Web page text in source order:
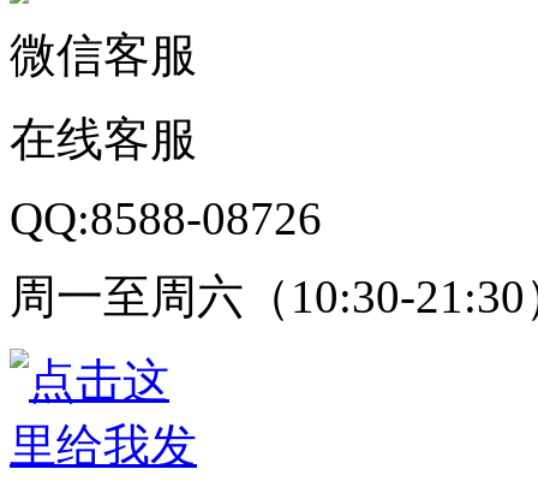
微信客服
在线客服
QQ:8588-08726
周一至周六（10:30-21:30